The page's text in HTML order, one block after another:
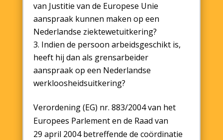
van Justitie van de Europese Unie
aanspraak kunnen maken op een
Nederlandse ziektewetuitkering?
Indien de persoon arbeidsgeschikt is,
heeft hij dan als grensarbeider
aanspraak op een Nederlandse
werkloosheidsuitkering?
Verordening (EG) nr. 883/2004 van het
Europees Parlement en de Raad van
29 april 2004 betreffende de coördinatie